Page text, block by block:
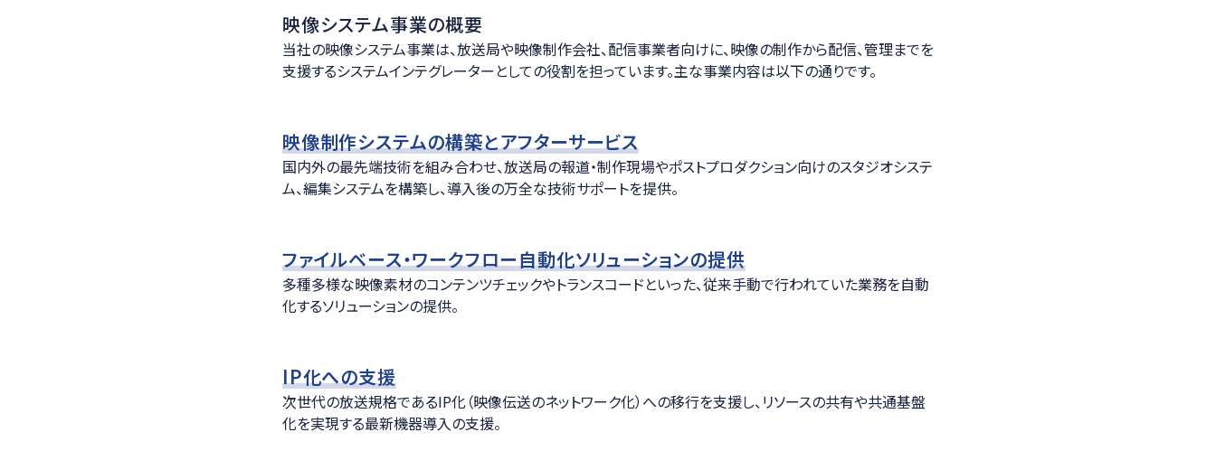
映像システム事業の概要
当社の映像システム事業は、放送局や映像制作会社、配信事業者向けに、映像の制作から配信、管理までを
支援するシステムインテグレーターとしての役割を担っています。主な事業内容は以下の通りです。
映像制作システムの構築とアフターサービス
国内外の最先端技術を組み合わせ、放送局の報道・制作現場やポストプロダクション向けのスタジオシステ
ム、編集システムを構築し、導入後の万全な技術サポートを提供。
ファイルベース・ワークフロー自動化ソリューションの提供
多種多様な映像素材のコンテンツチェックやトランスコードといった、従来手動で行われていた業務を自動
化するソリューションの提供。
IP化への支援
次世代の放送規格であるIP化（映像伝送のネットワーク化）への移行を支援し、リソースの共有や共通基盤
化を実現する最新機器導入の支援。